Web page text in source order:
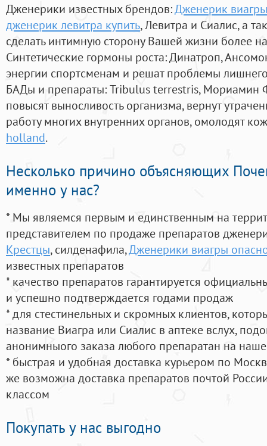
Дженерики известных брендов:Дженерик
дженерик левитра купить, Левитра и Сиалис, а
сделать интимную сторону Вашей жизни более
Синтетические гормоны роста: Динатроп,
энергии спортсменам и решат проблемы
БАДы и препараты:Tribulus terrestris, Мориамин
повысят выносливость организма, вернут
работу многих внутренних органов, омолодят
holland.
Несколько причино объясняющих
именно у нас?
* Мы являемся первым и единственным на
представителем по продаже препаратов
Крестцы, силденафила,Дженерики виагры
известных препаратов
* качество препаратов гарантируется
и успешно подтверждается годами продаж
* для стестинельных и скромных клиентов,
название Виагра или Сиалис в аптеке вслух,
анонимныого заказа любого препаратан на
* быстрая и удобная доставка курьером по
же возможна доставка препаратов почтой
классом
Покупать у нас выгодно